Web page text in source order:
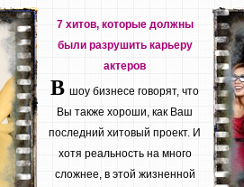
7 хитов, которые должны
были разрушить карьеру
актеров
В шоу бизнесе говорят, что
Вы также хороши, как Ваш
последний хитовый проект. И
хотя реальность на много
сложнее, в этой жизненной